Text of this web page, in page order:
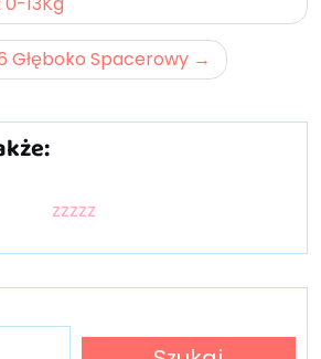
Głęboko Spacerowy
zzzzz